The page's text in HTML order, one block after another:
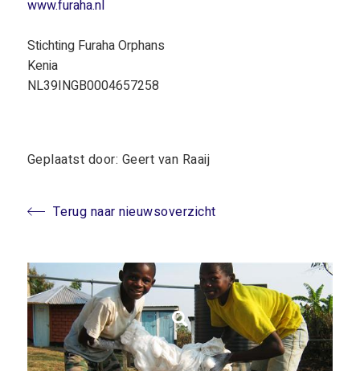
www.furaha.nl
Stichting Furaha Orphans
Kenia
NL39INGB0004657258
Geplaatst door: Geert van Raaij
Terug naar nieuwsoverzicht